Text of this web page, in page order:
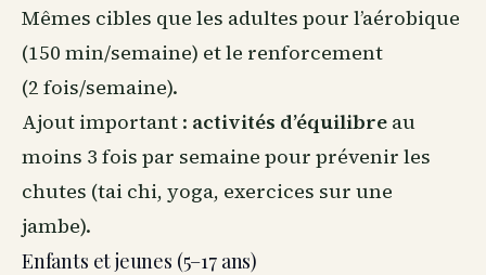
Mêmes cibles que les adultes pour l’aérobique
(150 min/semaine) et le renforcement
(2 fois/semaine).
Ajout important : activités d’équilibre au
moins 3 fois par semaine pour prévenir les
chutes (tai chi, yoga, exercices sur une
jambe).
Enfants et jeunes (5–17 ans)